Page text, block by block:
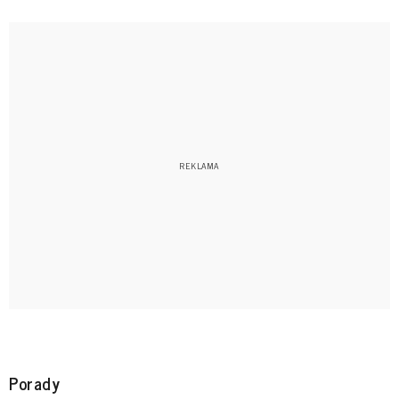
Porady